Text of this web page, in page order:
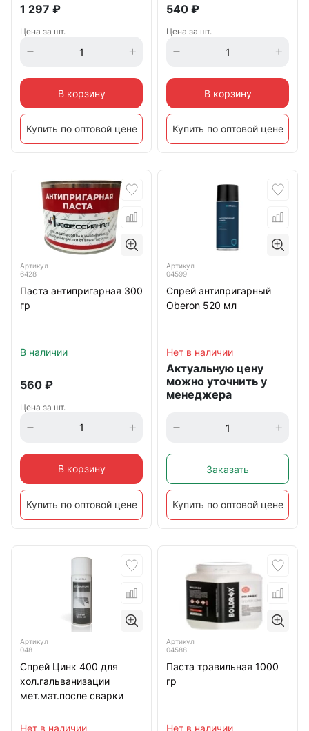
1 297 ₽
Цена за шт.
В корзину
Купить по оптовой цене
540 ₽
Цена за шт.
В корзину
Купить по оптовой цене
Артикул
6428
Паста антипригарная 300
гр
В наличии
560 ₽
Цена за шт.
В корзину
Купить по оптовой цене
Артикул
04599
Спрей антипригарный
Oberon 520 мл
Нет в наличии
Актуальную цену
можно уточнить у
менеджера
Заказать
Купить по оптовой цене
Артикул
048
Спрей Цинк 400 для
хол.гальванизации
мет.мат.после сварки
Нет в наличии
Артикул
04588
Паста травильная 1000
гр
Нет в наличии